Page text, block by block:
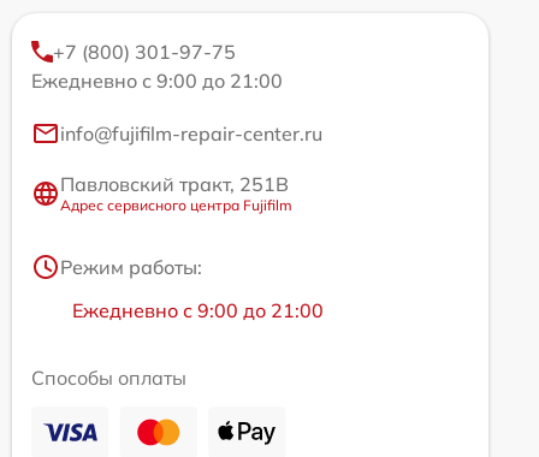
+7 (800) 301-97-75
Ежедневно с 9:00 до 21:00
info@fujifilm-repair-center.ru
Павловский тракт, 251В
Адрес сервисного центра Fujifilm
Режим работы:
Ежедневно с 9:00 до 21:00
Способы оплаты